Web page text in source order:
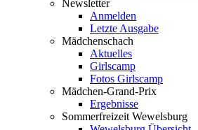
Newsletter
Anmelden
Letzte Ausgabe
Mädchenschach
Aktuelles
Girlscamp
Fotos Girlscamp
Mädchen-Grand-Prix
Ergebnisse
Sommerfreizeit Wewelsburg